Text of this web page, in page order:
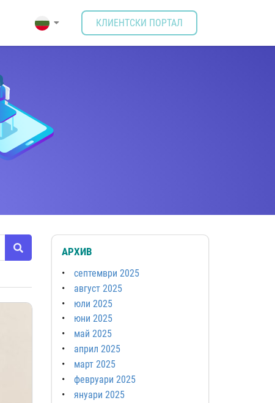
КЛИЕНТСКИ ПОРТАЛ
АРХИВ
септември 2025
август 2025
юли 2025
юни 2025
май 2025
април 2025
март 2025
февруари 2025
януари 2025